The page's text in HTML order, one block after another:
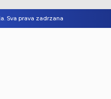
Sva prava zadrzana